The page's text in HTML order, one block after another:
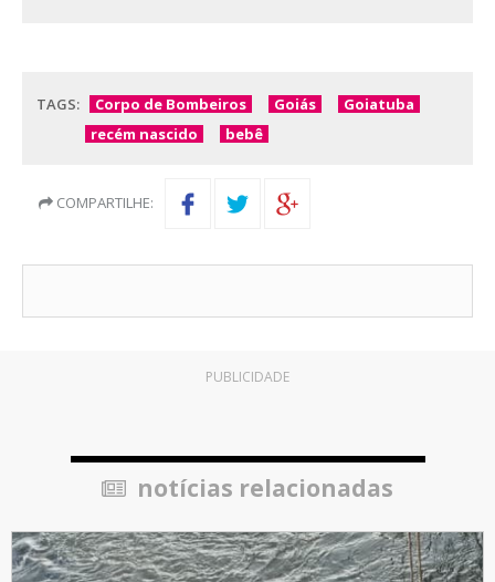
TAGS: Corpo de Bombeiros Goiás
Goiatuba
recém nascido
bebê
COMPARTILHE:
PUBLICIDADE
notícias relacionadas